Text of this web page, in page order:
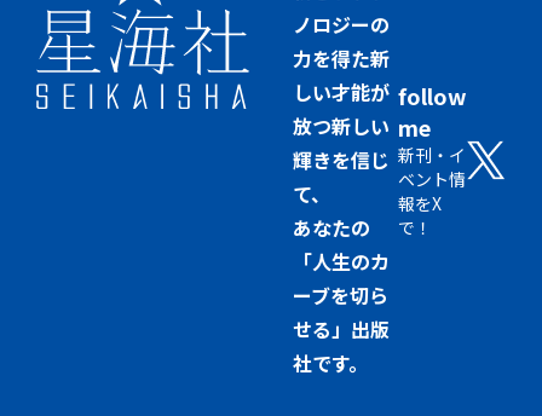
ノロジーの
力を得た新
しい才能が
放つ新しい
輝きを信じ
て、
あなたの
「人生のカ
ーブを切ら
せる」出版
社です。
follow
me
新刊・イ
ベント情
報をX
で！